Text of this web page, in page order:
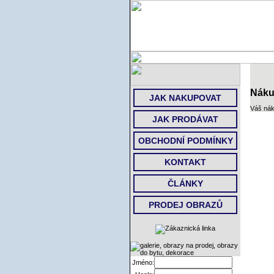
JAK NAKUPOVAT
JAK PRODÁVAT
OBCHODNÍ PODMÍNKY
KONTAKT
ČLÁNKY
PRODEJ OBRAZŮ
Jméno:
Váš